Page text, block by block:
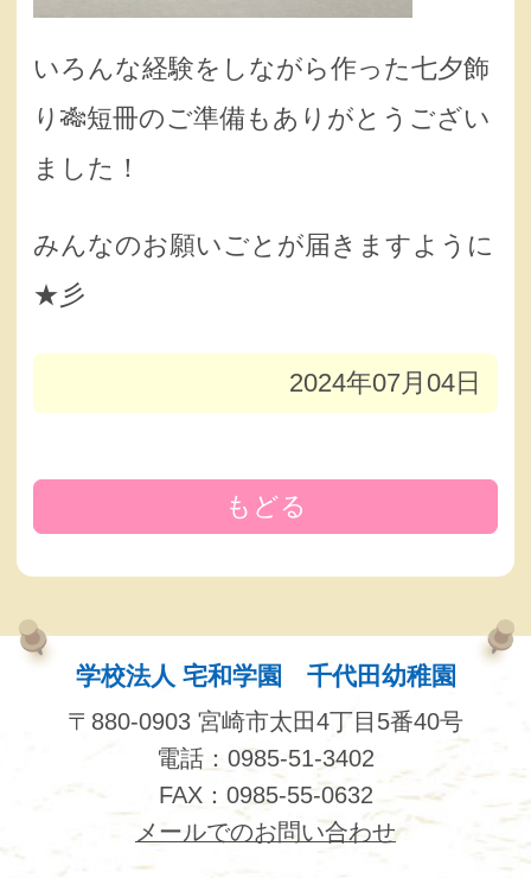
いろんな経験をしながら作った七夕飾
り🎋短冊のご準備もありがとうござい
ました！
みんなのお願いごとが届きますように
★彡
2024年07月04日
もどる
学校法人 宅和学園 千代田幼稚園
〒880-0903 宮崎市太田4丁目5番40号
電話：0985-51-3402
FAX：0985-55-0632
メールでのお問い合わせ